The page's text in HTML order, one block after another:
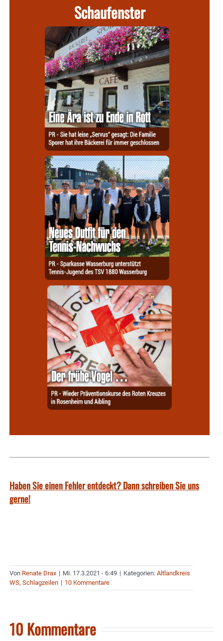
Schaufenster
Haben Sie einen Fehler entdeckt? Dann schreiben Sie uns
gerne!
Von Renate Drax | Mi. 17.3.2021 - 6:49 | Kategorien: Altlandkreis
WS, Schlagzeilen | 10 Kommentare
10 Kommentare